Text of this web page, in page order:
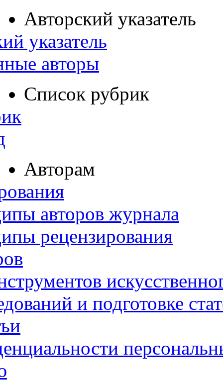
Авторский указатель
указатель
авторы
Список рубрик
Авторам
авторов журнала
рецензирования
и подготовке